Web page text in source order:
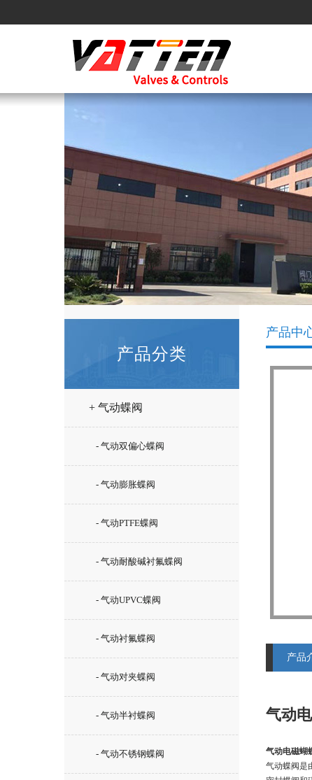
产品分类
+ 气动蝶阀
- 气动双偏心蝶阀
- 气动膨胀蝶阀
- 气动PTFE蝶阀
- 气动耐酸碱衬氟蝶阀
- 气动UPVC蝶阀
- 气动衬氟蝶阀
- 气动对夹蝶阀
- 气动半衬蝶阀
- 气动不锈钢蝶阀
产品中
产品
气动
气动电磁蝴
气动蝶阀是